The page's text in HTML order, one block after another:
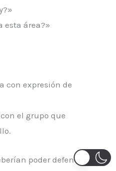
esta área?»
con expresión de
el grupo que
poder defenderse